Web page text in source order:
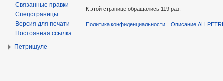
Связанные правки
Спецстраницы
Версия для печати
Постоянная ссылка
Петришуле
К этой странице обращались 119 раз.
Политика конфиденциальности Описание